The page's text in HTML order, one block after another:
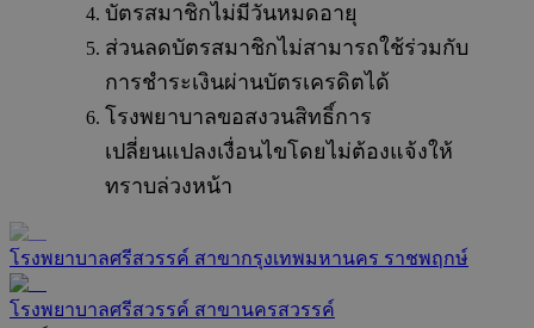
บัตรสมาชิกไม่มีวันหมดอายุ
ส่วนลดบัตรสมาชิกไม่สามารถใช้ร่วมกับ
การชำระเงินผ่านบัตรเครดิตได้
โรงพยาบาลขอสงวนสิทธิ์การ
เปลี่ยนแปลงเงื่อนไขโดยไม่ต้องแจ้งให้
ทราบล่วงหน้า
โรงพยาบาลศรีสวรรค์ สาขากรุงเทพมหานคร ราชพฤกษ์
โรงพยาบาลศรีสวรรค์ สาขานครสวรรค์